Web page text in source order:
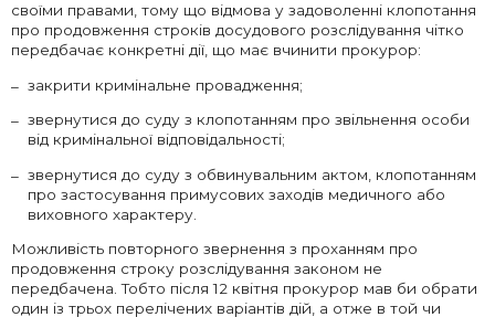
своїми правами, тому що відмова у задоволенні клопотання
про продовження строків досудового розслідування чітко
передбачає конкретні дії, що має вчинити прокурор:
закрити кримінальне провадження;
звернутися до суду з клопотанням про звільнення особи
від кримінальної відповідальності;
звернутися до суду з обвинувальним актом, клопотанням
про застосування примусових заходів медичного або
виховного характеру.
Можливість повторного звернення з проханням про
продовження строку розслідування законом не
передбачена. Тобто після 12 квітня прокурор мав би обрати
один із трьох перелічених варіантів дій, а отже в той чи